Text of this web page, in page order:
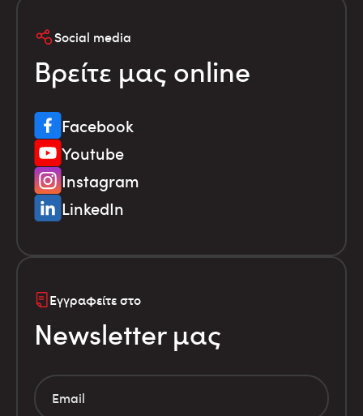
Social media
Βρείτε μας online
Facebook
Youtube
Instagram
LinkedIn
Εγγραφείτε στο
Newsletter μας